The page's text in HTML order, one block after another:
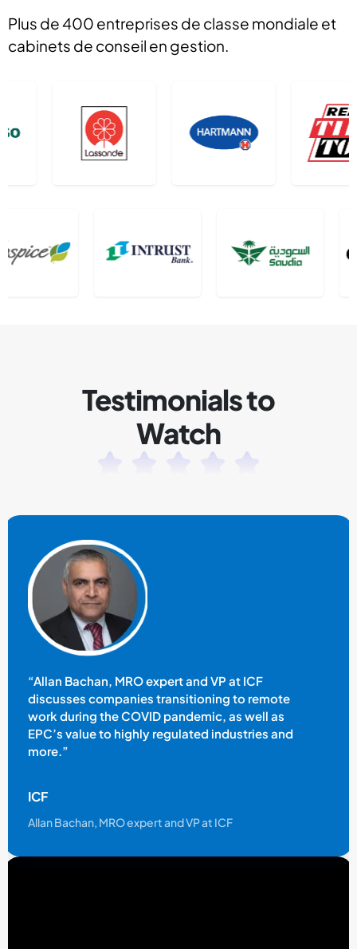
Plus de 400 entreprises de classe mondiale et
cabinets de conseil en gestion.
Testimonials to
Watch
“Allan Bachan, MRO expert and VP at ICF
discusses companies transitioning to remote
work during the COVID pandemic, as well as
EPC’s value to highly regulated industries and
more.”
ICF
Allan Bachan, MRO expert and VP at ICF